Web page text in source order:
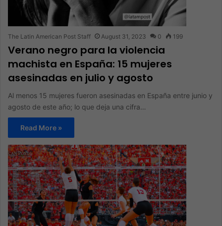
The Latin American Post Staff August 31, 2023 0 199
Verano negro para la violencia
machista en España: 15 mujeres
asesinadas en julio y agosto
Al menos 15 mujeres fueron asesinadas en España entre junio y
agosto de este año; lo que deja una cifra…
Read More »